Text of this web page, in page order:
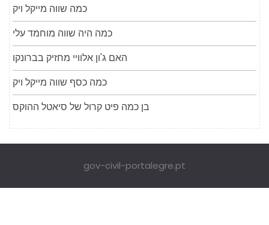
כמה שווה מייקל ויק
כמה היה שווה מוחמד עלי
האם ג'ון אלוויי מחזיק בברונקו
כמה כסף שווה מייקל ויק
בן כמה פיט קרול של סיאטל ההוקס
gov-civil-portalegre.pt